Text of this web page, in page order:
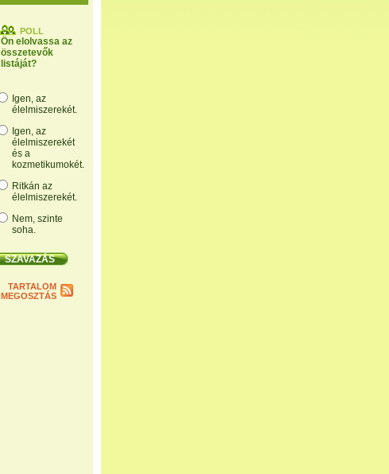
POLL
Ön elolvassa az
összetevők
listáját?
Igen, az
élelmiszerekét.
Igen, az
élelmiszerekét
és a
kozmetikumokét.
Ritkán az
élelmiszerekét.
Nem, szinte
soha.
TARTALOM
MEGOSZTÁS